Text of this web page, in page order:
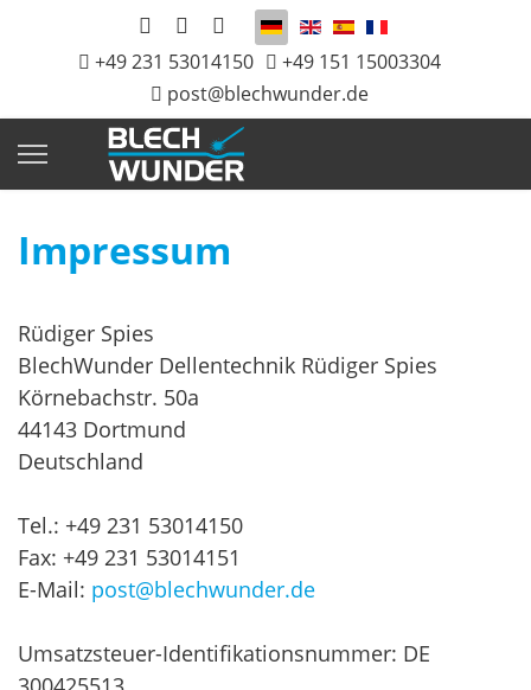
Sprache auswählen
+49 231 53014150
+49 151 15003304
post@blechwunder.de
Impressum
Rüdiger Spies
BlechWunder Dellentechnik Rüdiger Spies
Körnebachstr. 50a
44143 Dortmund
Deutschland
Tel.: +49 231 53014150
Fax: +49 231 53014151
E-Mail: post@blechwunder.de
Umsatzsteuer-Identifikationsnummer: DE